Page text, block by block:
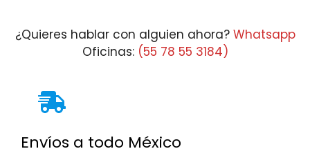
¿Quieres hablar con alguien ahora? Whatsapp
Oficinas: (55 78 55 3184)
Envíos a todo México